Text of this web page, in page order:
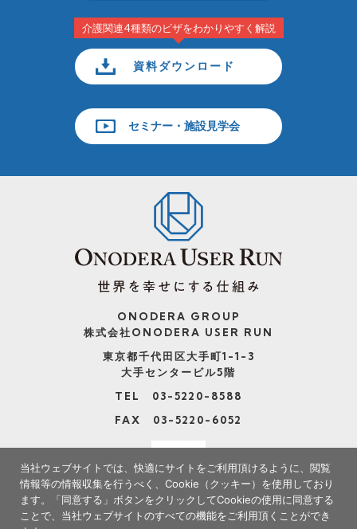
介護関連4種類のビザをわかりやすく解説
資料ダウンロード
セミナー・施設見学会
ONODERA GROUP
株式会社ONODERA USER RUN
東京都千代田区大手町1-1-3
大手センタービル5階
TEL 03-5220-8588
FAX 03-5220-6052
当社ウェブサイトでは、快適にサイトをご利用頂けるように、閲覧
情報等の情報収集を行うべく、Cookie（クッキー）を使用しており
ます。
「同意する」ボタンをクリックしてCookieの使用に同意する
ことで、当社ウェブサイトのすべての機能をご利用頂くことができ